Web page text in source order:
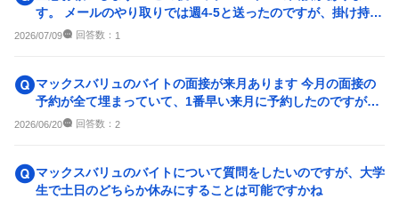
す。 メールのやり取りでは週4-5と送ったのですが、掛け持ち
しようと考えているの...
2026/07/09 回答数： 1
マックスバリュのバイトの面接が来月あります 今月の面接の
予約が全て埋まっていて、1番早い来月に予約したのですが、
面接は1対1ですか？ また
2026/06/20 回答数： 2
マックスバリュのバイトについて質問をしたいのですが、大学
生で土日のどちらか休みにすることは可能ですかね